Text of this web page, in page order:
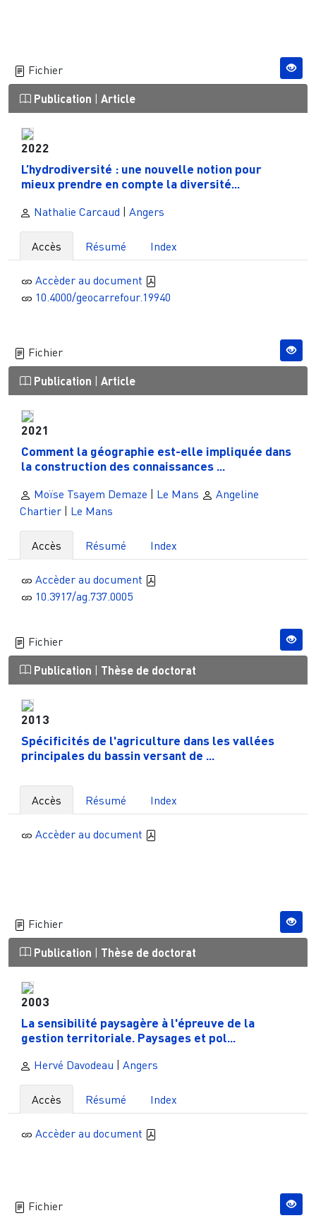
Fichier
Publication Article
2022
L’hydrodiversité : une nouvelle notion pour
mieux prendre en compte la diversité...
Nathalie Carcaud | Angers
Accès Résumé Index
Accèder au document
10.4000/geocarrefour.19940
Fichier
Publication Article
2021
Comment la géographie est-elle impliquée dans
la construction des connaissances ...
Moïse Tsayem Demaze | Le Mans
Angeline
Chartier | Le Mans
Accès Résumé Index
Accèder au document
10.3917/ag.737.0005
Fichier
Publication | Thèse de doctorat
2013
Spécificités de l'agriculture dans les vallées
principales du bassin versant de ...
Accès Résumé Index
Accèder au document
Fichier
Publication | Thèse de doctorat
2003
La sensibilité paysagère à l'épreuve de la
gestion territoriale. Paysages et pol...
Hervé Davodeau Angers
Accès Résumé Index
Accèder au document
Fichier